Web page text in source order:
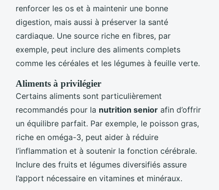
renforcer les os et à maintenir une bonne
digestion, mais aussi à préserver la santé
cardiaque. Une source riche en fibres, par
exemple, peut inclure des aliments complets
comme les céréales et les légumes à feuille verte.
Aliments à privilégier
Certains aliments sont particulièrement
recommandés pour la nutrition senior afin d’offrir
un équilibre parfait. Par exemple, le poisson gras,
riche en oméga-3, peut aider à réduire
l’inflammation et à soutenir la fonction cérébrale.
Inclure des fruits et légumes diversifiés assure
l’apport nécessaire en vitamines et minéraux.